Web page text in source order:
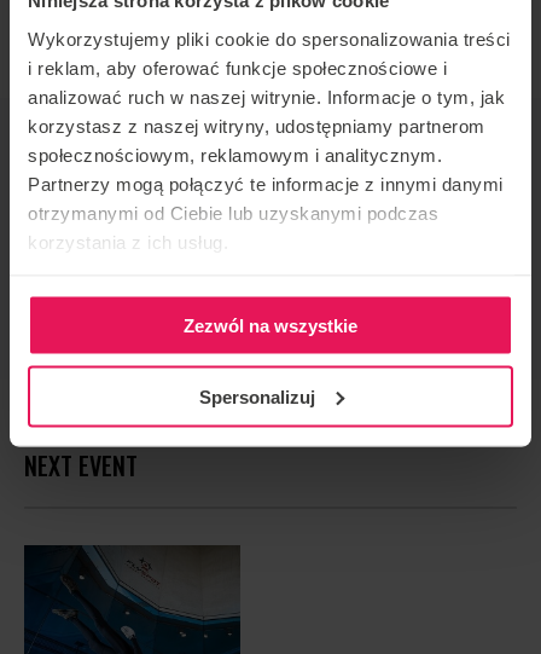
Wykorzystujemy pliki cookie do spersonalizowania treści
i reklam, aby oferować funkcje społecznościowe i
analizować ruch w naszej witrynie. Informacje o tym, jak
korzystasz z naszej witryny, udostępniamy partnerom
społecznościowym, reklamowym i analitycznym.
Partnerzy mogą połączyć te informacje z innymi danymi
otrzymanymi od Ciebie lub uzyskanymi podczas
korzystania z ich usług.
Zezwól na wszystkie
Spersonalizuj
EVENT ORGANIZER
Flyspot
CONTACT REGARDING THE EVENT
camps@flyspot.com
RECOMMEND THIS EVENT
NEXT EVENT